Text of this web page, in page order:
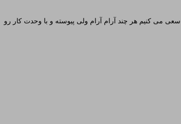
سعی می کنیم هر چند آرام آرام ولی پیوسته و با وحدت کار رو